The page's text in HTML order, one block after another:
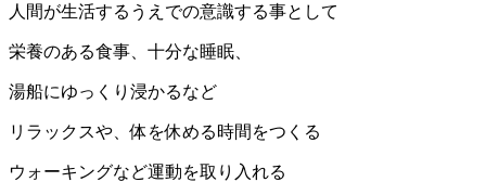
人間が生活するうえでの意識する事として
栄養のある食事、十分な睡眠、
湯船にゆっくり浸かるなど
リラックスや、体を休める時間をつくる
ウォーキングなど運動を取り入れる